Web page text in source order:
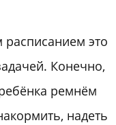
это
Конечно,
ремнём
надеть